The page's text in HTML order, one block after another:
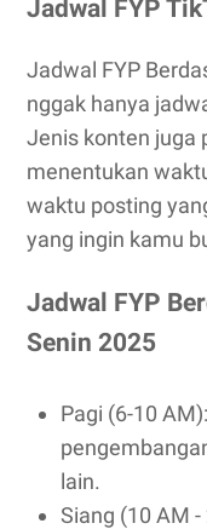
Jadwal FYP
Jadwal FYP
nggak hanya
Jenis konten juga
menentukan
waktu posting
yang ingin kamu
Jadwal FYP
Senin 2025
Pagi (6-10
lain.
Siang (10 AM